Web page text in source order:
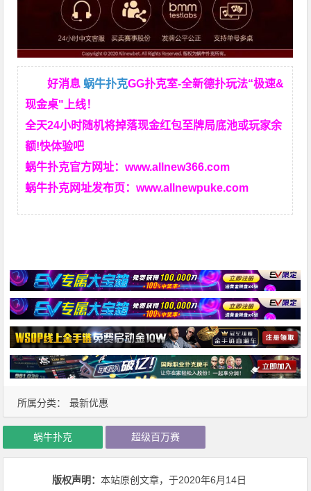
好消息 蜗牛扑克GG扑克室-全新德扑玩法“极速&
现金桌"上线！
全天24小时随机将掉落现金红包至牌局底池或玩家余
额!快体验吧
蜗牛扑克官方网址：www.allnew366.com
蜗牛扑克网址发布页：www.allnewpuke.com
所属分类： 最新优惠
蜗牛扑克 超级百万赛
版权声明：本站原创文章，于2020年6月14日